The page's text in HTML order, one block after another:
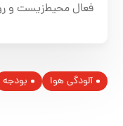
فعال محیط‌زیست و
آلودگی هوا بودجه